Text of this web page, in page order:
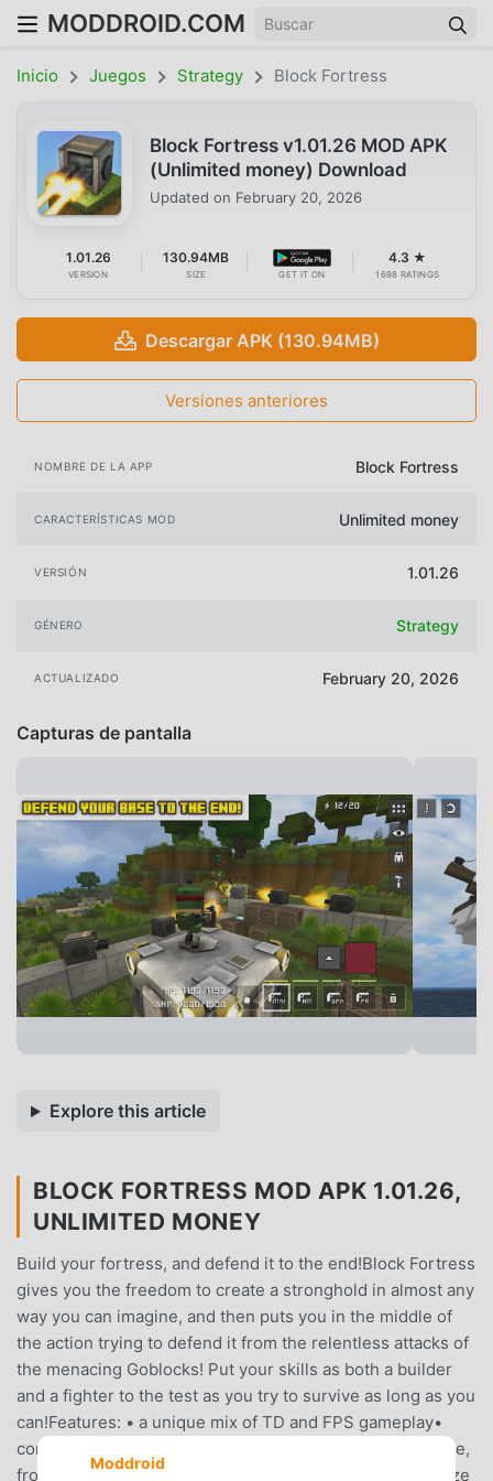
MODDROID.COM
Inicio Juegos Strategy Block Fortress
Block Fortress v1.01.26 MOD APK
(Unlimited money) Download
Updated on February 20, 2026
1.01.26
VERSION
130.94MB
SIZE GET IT ON
4.3 ★
1698 RATINGS
Descargar APK (130.94MB)
Versiones anteriores
NOMBRE DE LA APP Block Fortress
CARACTERÍSTICAS MOD Unlimited money
VERSIÓN 1.01.26
GÉNERO Strategy
ACTUALIZADO February 20, 2026
Capturas de pantalla
Explore this article
BLOCK FORTRESS MOD APK 1.01.26,
UNLIMITED MONEY
Build your fortress, and defend it to the end!Block Fortress
gives you the freedom to create a stronghold in almost any
way you can imagine, and then puts you in the middle of
the action trying to defend it from the relentless attacks of
the menacing Goblocks! Put your skills as both a builder
and a fighter to the test as you try to survive as long as you
can!Features: • a unique mix of TD and FPS gameplay•
complete freedom to build your base any way you choose,
from towering fortresses, to sprawling castles• customize
Moddroid